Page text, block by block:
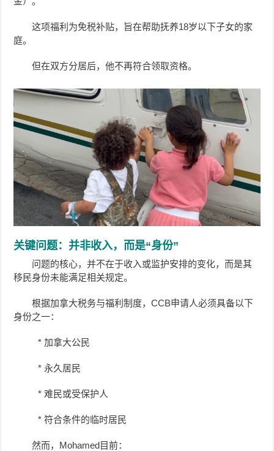
这项福利为免税补贴，旨在帮助抚养18岁以下子女的家
庭。
但在双方分居后，他不再符合领取资格。
关键问题：并非收入，而是“身份”
问题的核心，并不在于收入或监护安排的变化，而是其
移民身份未能满足相关规定。
根据加拿大税务与福利制度，CCB申请人必须具备以下
身份之一：
* 加拿大公民
* 永久居民
* 难民或受保护人
* 符合条件的临时居民
然而，Mohamed目前：